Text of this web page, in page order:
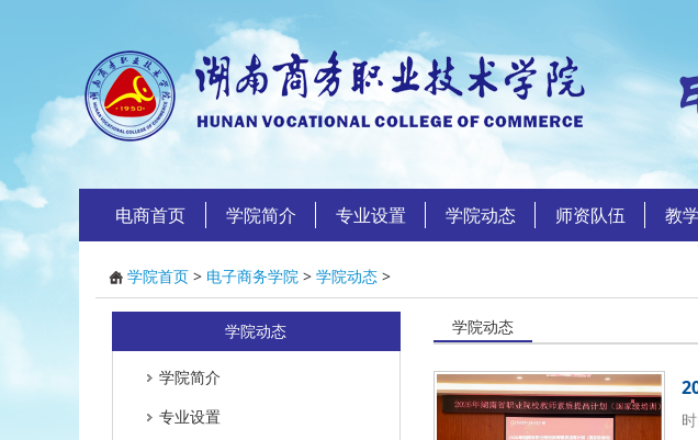
电商首页 学院简介 专业设置 学院动态 师资队伍 教
学院首页 > 电子商务学院 > 学院动态 >
学院动态
学院简介
专业设置
学院动态